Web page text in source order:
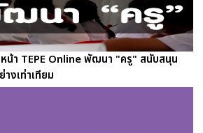
น้า TEPE Online พัฒนา "ครู" สนับสนุน
งเท่าเทียม